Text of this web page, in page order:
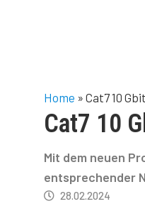
Home » Cat7 10
Cat7 10
Mit dem neuen
entsprechender
28.02.2024